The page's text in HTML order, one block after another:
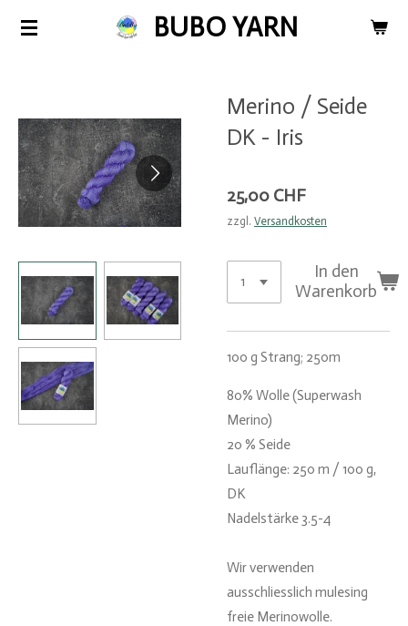
Zum
BUBO YARN
Merino / Seide
DK - Iris
25,00 CHF
zzgl. Versandkosten
In den
Warenkorb
100 g Strang; 250m
80% Wolle (Superwash
Merino)
20 % Seide
Lauflänge: 250 m / 100 g,
DK
Nadelstärke 3.5-4
Wir verwenden
ausschliesslich mulesing
freie Merinowolle.